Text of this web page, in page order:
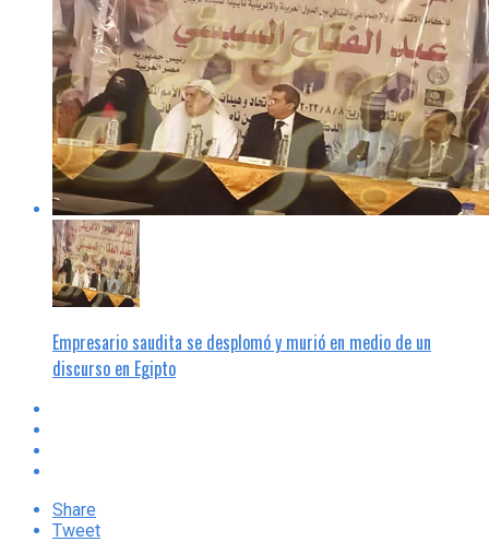
Empresario saudita se desplomó y murió en medio de un
discurso en Egipto
Share
Tweet